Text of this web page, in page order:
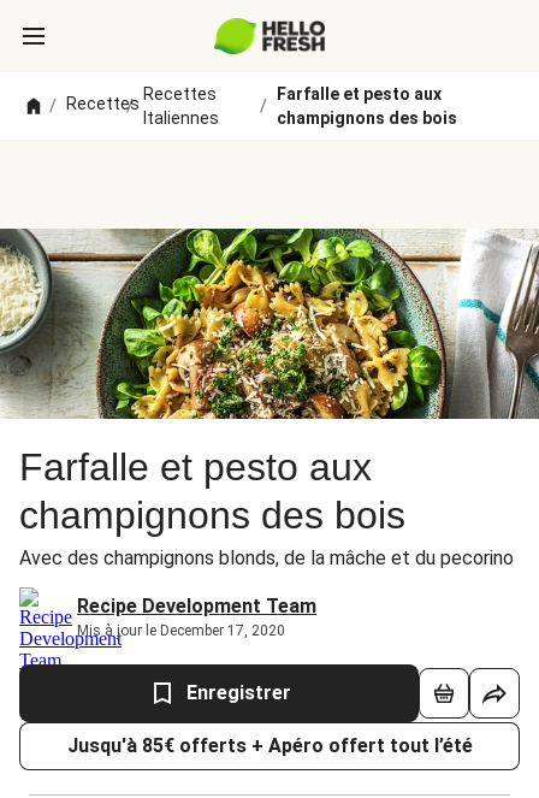
/ Recettes
/
Recettes
Italiennes
/
Farfalle et pesto aux
champignons des bois
Farfalle et pesto aux
champignons des bois
Avec des champignons blonds, de la mâche et du pecorino
Recipe Development Team
Mis à jour le December 17, 2020
Enregistrer
Jusqu'à 85€ offerts + Apéro offert tout l’été